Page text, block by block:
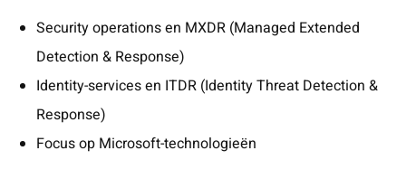
Security operations en MXDR (Managed Extended
Detection & Response)
Identity-services en ITDR (Identity Threat Detection &
Response)
Focus op Microsoft-technologieën